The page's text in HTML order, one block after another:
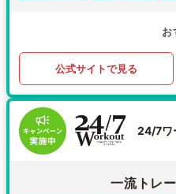
お
公式サイトで見る
24/7ワ
一流トレ